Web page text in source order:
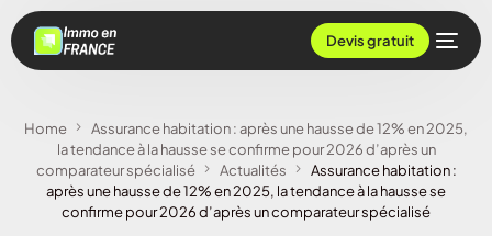
Devis gratuit
Home
Assurance habitation : après une hausse de 12% en 2025,
la tendance à la hausse se confirme pour 2026 d’après un
comparateur spécialisé
Actualités
Assurance habitation :
après une hausse de 12% en 2025, la tendance à la hausse se
confirme pour 2026 d’après un comparateur spécialisé